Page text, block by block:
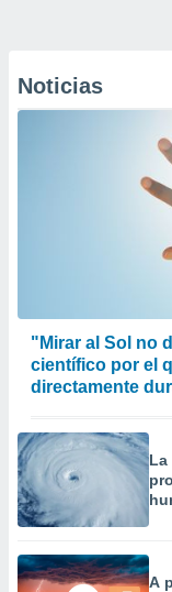
Noticias
"Mirar al Sol no
científico por el
directamente
La
A